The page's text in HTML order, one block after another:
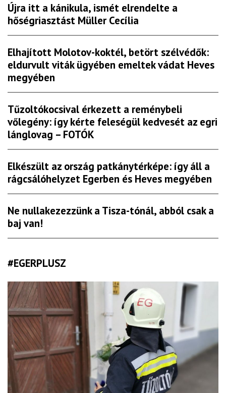
Újra itt a kánikula, ismét elrendelte a
hőségriasztást Müller Cecília
Elhajított Molotov-koktél, betört szélvédők:
eldurvult viták ügyében emeltek vádat Heves
megyében
Tűzoltókocsival érkezett a reménybeli
vőlegény: így kérte feleségül kedvesét az egri
lánglovag – FOTÓK
Elkészült az ország patkánytérképe: így áll a
rágcsálóhelyzet Egerben és Heves megyében
Ne nullakezezzünk a Tisza-tónál, abból csak a
baj van!
#EGERPLUSZ